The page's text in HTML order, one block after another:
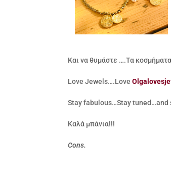
Και να θυμάστε ….Τα
Love Jewels….Love
Stay fabulous…Stay tuned…and
Καλά μπάνια!!!
Cons.